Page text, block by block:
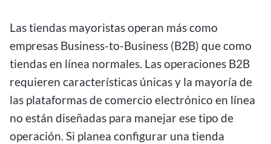
Las tiendas mayoristas operan más como
empresas Business-to-Business (B2B) que como
tiendas en línea normales. Las operaciones B2B
requieren características únicas y la mayoría de
las plataformas de comercio electrónico en línea
no están diseñadas para manejar ese tipo de
operación. Si planea configurar una tienda